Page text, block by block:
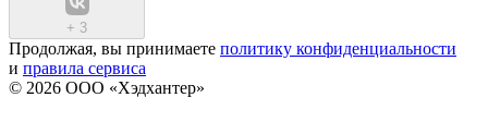
+ 3
Продолжая, вы принимаете политику конфиденциальности
и правила сервиса
© 2026 ООО «Хэдхантер»